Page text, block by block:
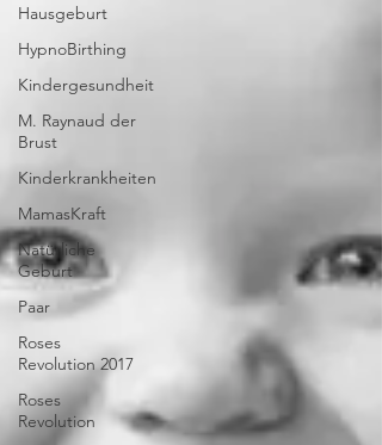
Hausgeburt
HypnoBirthing
Kindergesundheit
M. Raynaud der
Brust
Kinderkrankheiten
MamasKraft
Natürliche
Geburt
Paar
Roses
Revolution 2017
Roses
Revolution